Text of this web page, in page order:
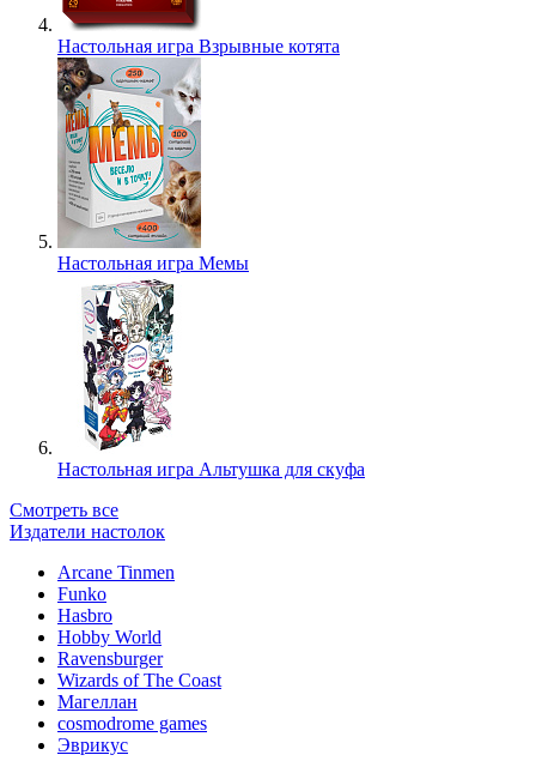
Настольная игра Взрывные котята
Настольная игра Мемы
Настольная игра Альтушка для скуфа
Смотреть все
Издатели настолок
Arcane Tinmen
Funko
Hasbro
Hobby World
Ravensburger
Wizards of The Coast
Магеллан
сosmodrome games
Эврикус